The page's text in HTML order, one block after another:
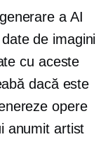
a AI
de imagini
cu aceste
dacă este
opere
anumit artist